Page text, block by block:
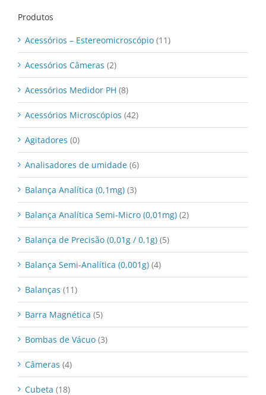
Produtos
Acessórios – Estereomicroscópio (11)
Acessórios Câmeras (2)
Acessórios Medidor PH (8)
Acessórios Microscópios (42)
Agitadores (0)
Analisadores de umidade (6)
Balança Analítica (0,1mg) (3)
Balança Analítica Semi-Micro (0,01mg) (2)
Balança de Precisão (0,01g / 0,1g) (5)
Balança Semi-Analítica (0,001g) (4)
Balanças (11)
Barra Magnética (5)
Bombas de Vácuo (3)
Câmeras (4)
Cubeta (18)